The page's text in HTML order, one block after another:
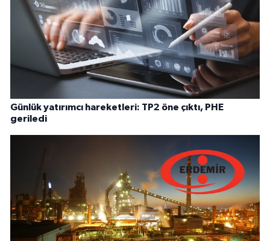
Günlük yatırımcı hareketleri: TP2 öne çıktı, PHE
geriledi